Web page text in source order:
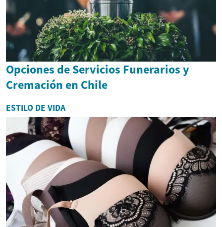
Opciones de Servicios Funerarios y
Cremación en Chile
ESTILO DE VIDA